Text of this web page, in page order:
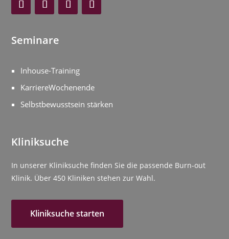
Seminare
Inhouse-Training
KarriereWochenende
Selbstbewusstsein stärken
Kliniksuche
In unserer Kliniksuche finden Sie die passende Burn-out
Klinik. Über 450 Kliniken stehen zur Wahl.
Kliniksuche starten